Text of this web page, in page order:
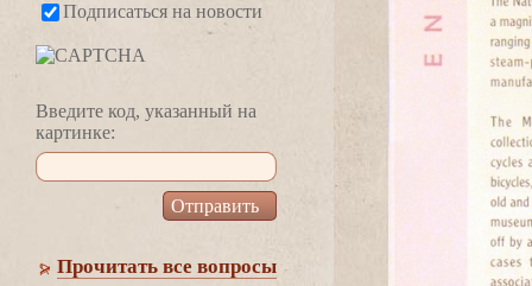
Подписаться на новости
едите код, указанный на
картинке:
Прочитать все вопросы